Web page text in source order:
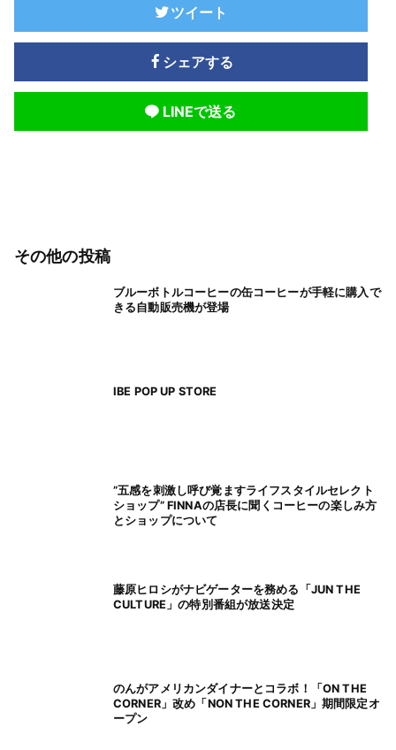
ツイート
シェアする
LINEで送る
その他の投稿
ブルーボトルコーヒーの缶コーヒーが手軽に購入で
きる自動販売機が登場
IBE POP UP STORE
”五感を刺激し呼び覚ますライフスタイルセレクト
ショップ” FINNAの店長に聞くコーヒーの楽しみ方
とショップについて
藤原ヒロシがナビゲーターを務める「JUN THE
CULTURE」の特別番組が放送決定
のんがアメリカンダイナーとコラボ！「ON THE
CORNER」改め「NON THE CORNER」期間限定オ
ープン